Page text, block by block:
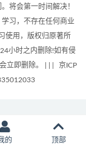
将会第一时间解决！
习，不存在任何商业
使用，版权归原著所
小时之内删除!如有侵
立即删除。 | |
京ICP
的 顶部